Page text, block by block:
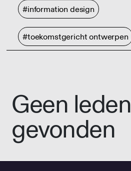
#information design
#toekomstgericht ontwerpen
Geen leden
gevonden